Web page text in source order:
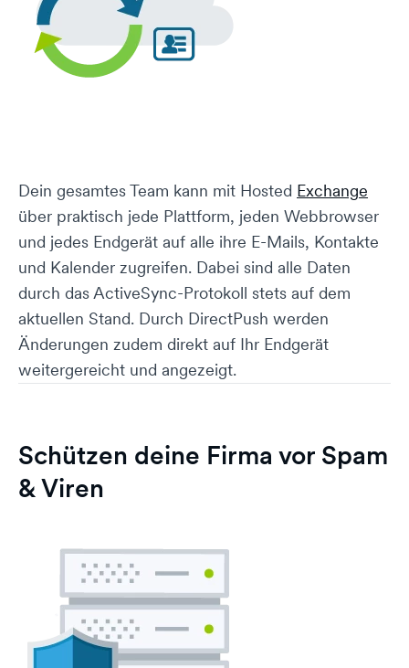
Dein gesamtes Team kann mit Hosted Exchange
über praktisch jede Plattform, jeden Webbrowser
und jedes Endgerät auf alle ihre E-Mails, Kontakte
und Kalender zugreifen. Dabei sind alle Daten
durch das ActiveSync-Protokoll stets auf dem
aktuellen Stand. Durch DirectPush werden
Änderungen zudem direkt auf Ihr Endgerät
weitergereicht und angezeigt.
Schützen deine Firma vor Spam
& Viren